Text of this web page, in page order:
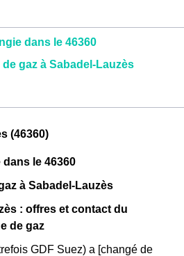
dans le 46360
gaz à Sabadel-Lauzès
(46360)
le 46360
à Sabadel-Lauzès
: offres et contact du
de gaz
GDF Suez) a [changé de